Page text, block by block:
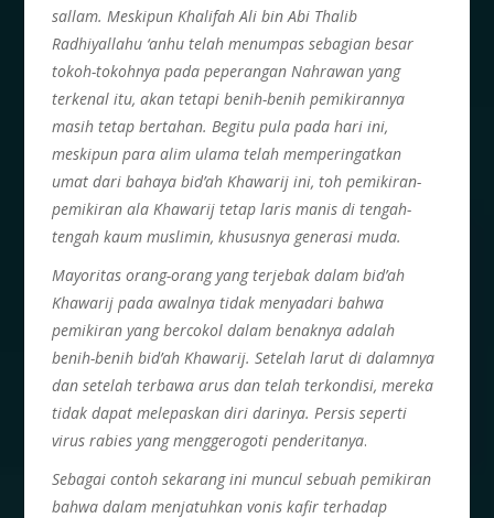
sallam. Meskipun Khalifah Ali bin Abi Thalib
Radhiyallahu ‘anhu telah menumpas sebagian besar
tokoh-tokohnya pada peperangan Nahrawan yang
terkenal itu, akan tetapi benih-benih pemikirannya
masih tetap bertahan. Begitu pula pada hari ini,
meskipun para alim ulama telah memperingatkan
umat dari bahaya bid’ah Khawarij ini, toh pemikiran-
pemikiran ala Khawarij tetap laris manis di tengah-
tengah kaum muslimin, khususnya generasi muda.
Mayoritas orang-orang yang terjebak dalam bid’ah
Khawarij pada awalnya tidak menyadari bahwa
pemikiran yang bercokol dalam benaknya adalah
benih-benih bid’ah Khawarij. Setelah larut di dalamnya
dan setelah terbawa arus dan telah terkondisi, mereka
tidak dapat melepaskan diri darinya. Persis seperti
virus rabies yang menggerogoti penderitanya.
Sebagai contoh sekarang ini muncul sebuah pemikiran
bahwa dalam menjatuhkan vonis kafir terhadap